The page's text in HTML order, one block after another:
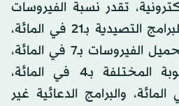
تقدر نسبة الفيروسات
منها بـ57 في المائة، والبرامج التصيدية بـ21 في المائة،
والبرامج المتخصصة بتحميل الفيروسات بـ7 في المائة،
والبرمجيات غير المرغوبة المختلفة بـ4 في المائة،
الأمنية بـ3 في المائة، والبرامج الدعائية غير